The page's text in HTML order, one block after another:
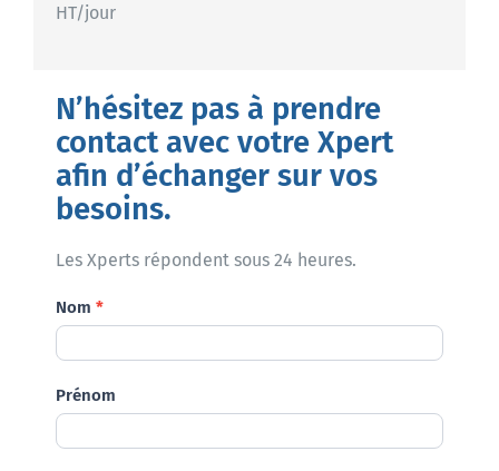
HT/jour
N’hésitez pas à prendre
contact avec votre Xpert
afin d’échanger sur vos
besoins.
Les Xperts répondent sous 24 heures.
Demande
Nom *
Prénom